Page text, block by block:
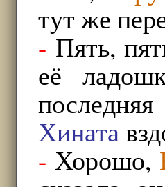
тут же
- Пять,
её
Хината
- Хорошо,